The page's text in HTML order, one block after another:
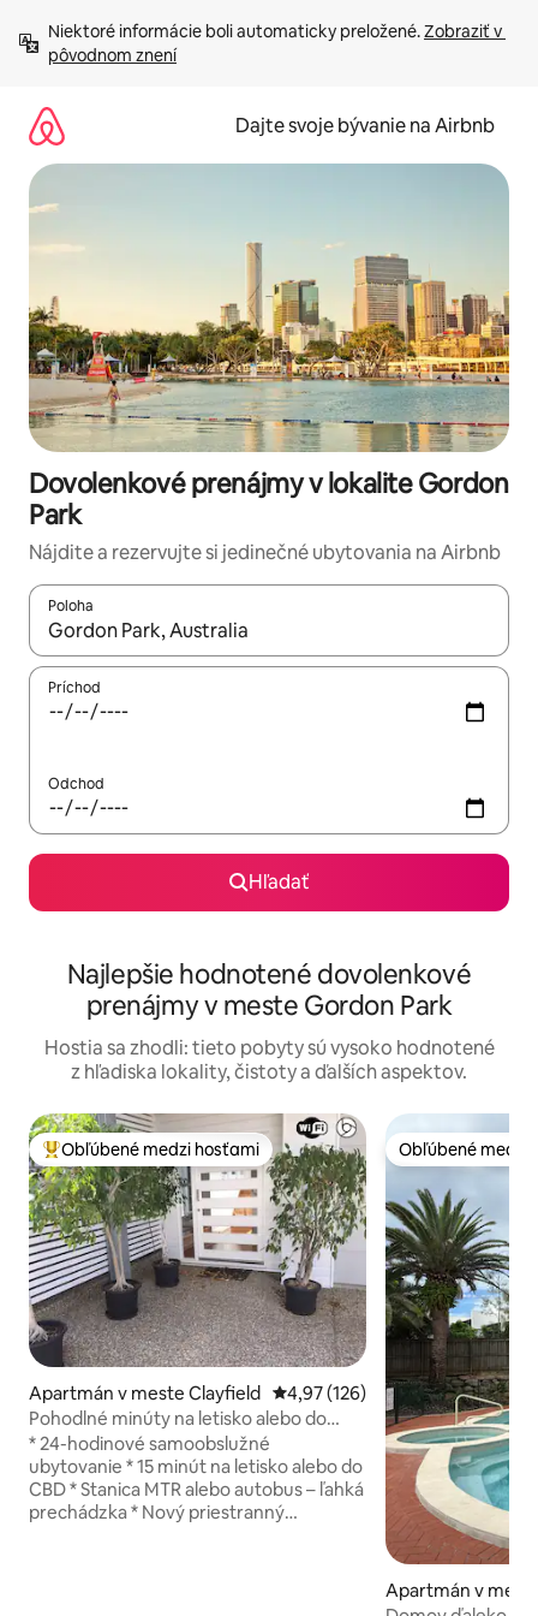
obsah.
Niektoré informácie boli automaticky preložené. Zobraziť v
pôvodnom znení
Dajte svoje bývanie na Airbnb
Dovolenkové prenájmy v lokalite Gordon
Park
Nájdite a rezervujte si jedinečné ubytovania na Airbnb
Poloha
Keď budú výsledky k dispozícii, môžete si ich prechádzať
Príchod
Odchod
Hľadať
Najlepšie hodnotené dovolenkové
prenájmy v meste Gordon Park
Hostia sa zhodli: tieto pobyty sú vysoko hodnotené
z hľadiska lokality, čistoty a ďalších aspektov.
Najobľúbenejšie medzi hosťami
Obľúbené medzi hosťami
Apartmán v meste Clayfield Priemerné ohodnotenie 4,97 z
4,97 (126)
Pohodlné minúty na letisko alebo do
mesta
* 24-hodinové samoobslužné
ubytovanie * 15 minút na letisko alebo do
CBD * Stanica MTR alebo autobus – ľahká
prechádzka * Nový priestranný
Obľúbené medzi
Obľúbené medzi
Apartmán v